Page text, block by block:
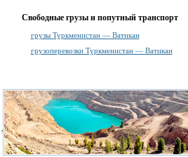
Свободные грузы и попутный транспорт
грузы Туркменистан — Ватикан
грузоперевозки Туркменистан — Ватикан